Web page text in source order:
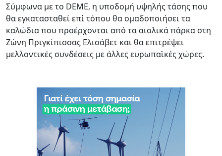
Σύμφωνα με το DEME, η υποδομή υψηλής τάσης που
θα εγκατασταθεί επί τόπου θα ομαδοποιήσει τα
καλώδια που προέρχονται από τα αιολικά πάρκα στη
Ζώνη Πριγκίπισσας Ελισάβετ και θα επιτρέψει
μελλοντικές συνδέσεις με άλλες ευρωπαϊκές χώρες.